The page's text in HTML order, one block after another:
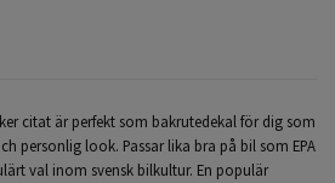
citat är perfekt som bakrutedekal för dig som
personlig look. Passar lika bra på bil som EPA
val inom svensk bilkultur. En populär